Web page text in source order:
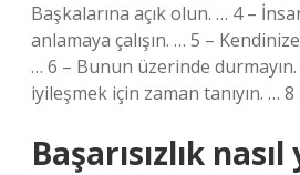
Başkalarına açık olun. … 4 –
anlamaya çalışın. … 5 –
… 6 – Bunun üzerinde
iyileşmek için zaman tanıyın. …
Başarısızlık